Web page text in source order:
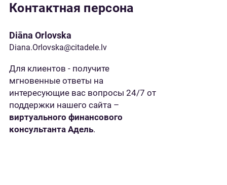
Контактная персона
Diāna Orlovska
Diana.Orlovska@citadele.lv
Для клиентов - получите
мгновенные ответы на
интересующие вас вопросы 24/7 от
поддержки нашего сайта –
виртуального финансового
консультанта Адель.